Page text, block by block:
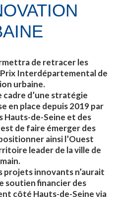
de retracer les
Interdépartemental de
urbaine.
cadre d’une stratégie
en place depuis2019 par
Hauts-de-Seine et des
de faire émerger des
ainsi l’Ouest
leader de la ville de
projets innovants n’aurait
soutien financier des
côté Hauts-de-Seine via